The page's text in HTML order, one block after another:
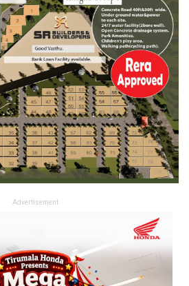
Advertisement